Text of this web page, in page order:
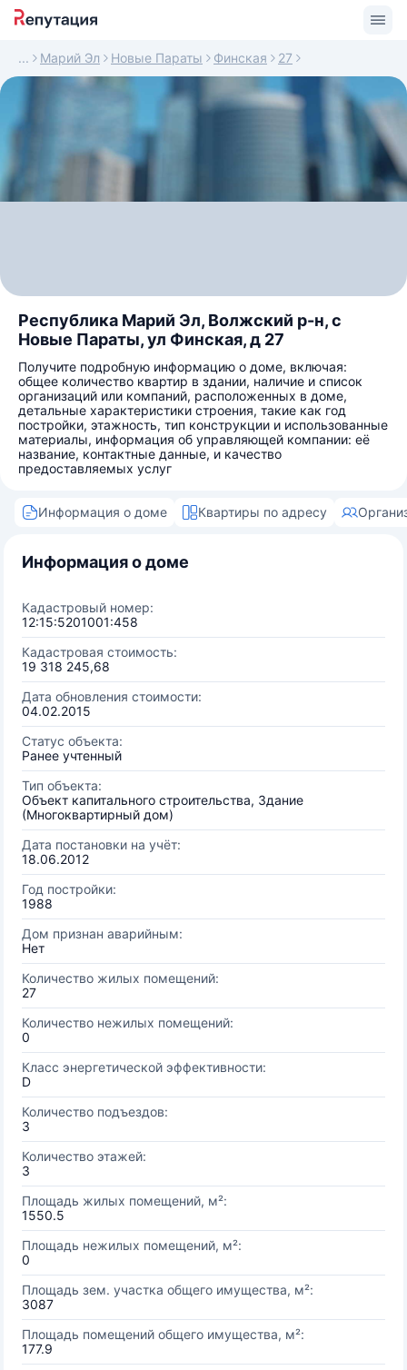
Марий Эл Новые Параты Финская 27
Республика Марий Эл, Волжский р-н, с
Новые Параты, ул Финская, д 27
Получите подробную информацию о доме, включая:
общее количество квартир в здании, наличие и список
организаций или компаний, расположенных в доме,
детальные характеристики строения, такие как год
постройки, этажность, тип конструкции и использованные
материалы, информация об управляющей компании: её
название, контактные данные, и качество
предоставляемых услуг
Информация о доме Квартиры по адресу
Информация о доме
Кадастровый номер:
12:15:5201001:458
Кадастровая стоимость:
19 318 245,68
Дата обновления стоимости:
04.02.2015
Статус объекта:
Ранее учтенный
Тип объекта:
Объект капитального строительства, Здание
(Многоквартирный дом)
Дата постановки на учёт:
18.06.2012
Год постройки:
1988
Дом признан аварийным:
Нет
Количество жилых помещений:
27
Количество нежилых помещений:
0
Класс энергетической эффективности:
D
Количество подъездов:
3
Количество этажей:
3
Площадь жилых помещений, м²:
1550.5
Площадь нежилых помещений, м²:
0
Площадь зем. участка общего имущества, м²:
3087
Площадь помещений общего имущества, м²:
177.9